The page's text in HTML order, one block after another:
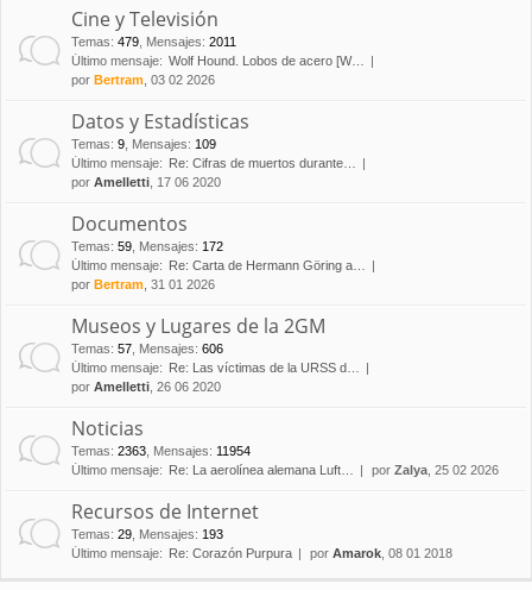
Cine y Televisión
Temas: 479 Mensajes: 2011
Último mensaje: Wolf Hound. Lobos de acero [W…
por Bertram , 03 02 2026
Datos y Estadísticas
Temas: 9 Mensajes: 109
Último mensaje:
Re: Cifras de muertos durante…
por Amelletti , 17 06 2020
Documentos
Temas: 59 Mensajes: 172
Último mensaje:
Re: Carta de Hermann Göring a…
por Bertram , 31 01 2026
Museos y Lugares de la 2GM
Temas: 57 Mensajes: 606
Último mensaje:
Re: Las víctimas de la URSS d…
por Amelletti , 26 06 2020
Noticias
Temas: 2363 Mensajes: 11954
Último mensaje:
Re: La aerolínea alemana Luft… por Zalya , 25 02 2026
Recursos de Internet
Temas: 29 Mensajes: 193
Último mensaje:
Re: Corazón Purpura por Amarok , 08 01 2018